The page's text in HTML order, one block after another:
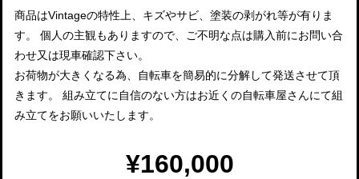
商品はVintageの特性上、キズやサビ、塗装の剥がれ等が有りま
す。 個人の主観もありますので、ご不明な点は購入前にお問い合
わせ又は現車確認下さい。
お荷物が大きくなる為、自転車を簡易的に分解して発送させて頂
きます。 組み立てに自信のない方はお近くの自転車屋さんにて組
み立てをお願いいたします。
¥160,000